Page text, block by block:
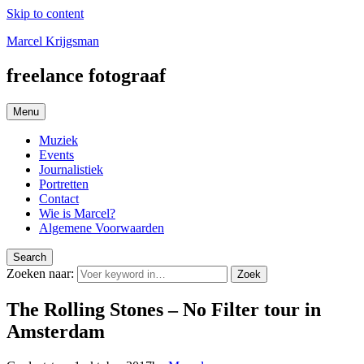
Skip to content
Marcel Krijgsman
freelance fotograaf
Menu
Muziek
Events
Journalistiek
Portretten
Contact
Wie is Marcel?
Algemene Voorwaarden
Search
Zoeken naar: Zoek
The Rolling Stones – No Filter tour in
Amsterdam